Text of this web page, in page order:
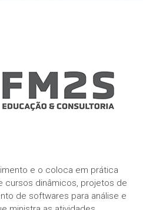
e o coloca em prática
cursos dinâmicos, projetos de
de softwares para análise e